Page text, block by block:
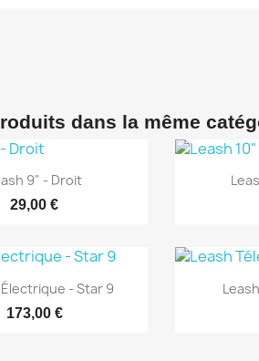
dans la même
rapide
9" - Droit
29,00 €

rapide
- Star 9
173,00 €
